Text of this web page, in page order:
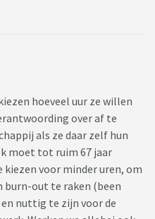
hoeveel uur ze willen
over af te
als ze daar zelf hun
moet tot ruim 67 jaar
voor minder uren, om
burn-out te raken (been
nuttig te zijn voor de